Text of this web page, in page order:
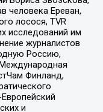
человека Ереван,
лосося, TVR
исследований им
журналистов
Россию,
Финланд,
и